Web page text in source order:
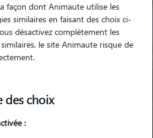
quel animal ?
mon Pet Sitter
façon dont Animaute utilise les
similaires en faisant des choix ci-
désactivez complètement les
le site Animaute risque de
des choix
: